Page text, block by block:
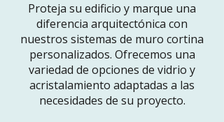
Proteja su edificio y marque una
diferencia arquitectónica con
nuestros sistemas de muro cortina
personalizados. Ofrecemos una
variedad de opciones de vidrio y
acristalamiento adaptadas a las
necesidades de su proyecto.